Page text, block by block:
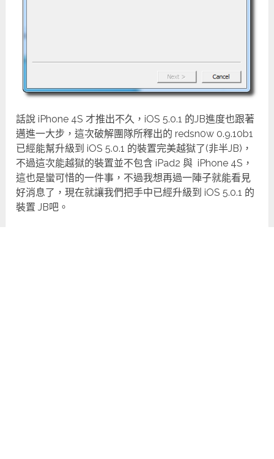
話說 iPhone 4S 才推出不久，iOS 5.0.1 的JB進度也跟著
邁進一大步，這次破解團隊所釋出的 redsn0w 0.9.10b1
已經能幫升級到 iOS 5.0.1 的裝置完美越獄了(非半JB)，
不過這次能越獄的裝置並不包含 iPad2 與 iPhone 4S，
這也是蠻可惜的一件事，不過我想再過一陣子就能看見
好消息了，現在就讓我們把手中已經升級到 iOS 5.0.1 的
裝置 JB吧。